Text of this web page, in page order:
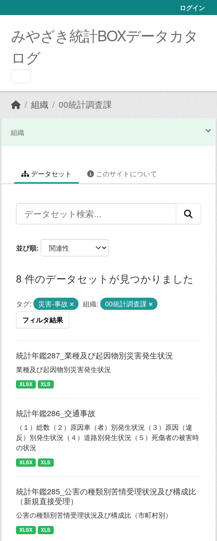
ログイン
みやざき統計BOXデータカタ
ログ
組織 00統計調査課
組織
データセット このサイトについて
並び順
8 件のデータセットが見つかりました
タグ: 災害-事故 組織:
00統計調査課
フィルタ結果
統計年鑑287_業種及び起因物別災害発生状況
業種及び起因物別災害発生状況
XLSX XLS
統計年鑑286_交通事故
（１）総数（２）原因車（者）別発生状況（３）原因（違
反）別発生状況（４）道路別発生状況（５）死傷者の被害時
の状況
XLSX XLS
統計年鑑285_公害の種類別苦情受理状況及び構成比
（新規直接受理）
公害の種類別苦情受理状況及び構成比（市町村別）
XLSX XLS